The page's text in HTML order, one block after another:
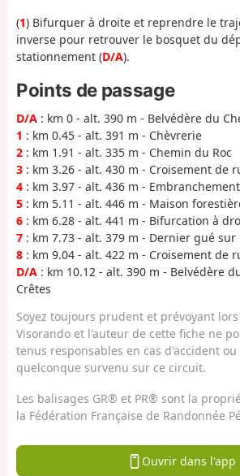
(1) Bifurquer à droite et reprendre le
inverse pour retrouver le bosquet du
stationnement (D/A).
Points de passage
D/A : km 0 - alt. 390 m - Belvédère du
1 : km 0.45 - alt. 391 m - Chèvrerie
2 : km 1.91 - alt. 335 m - Chemin du Roc
3 : km 3.26 - alt. 430 m - Croisement de
4 : km 3.97 - alt. 436 m -
5 : km 5.11 - alt. 446 m - Maison
6 : km 6.28 - alt. 441 m - Bifurcation à
7 : km 7.73 - alt. 379 m - Dernier gué sur
8 : km 9.04 - alt. 422 m - Croisement de
D/A : km 10.12 - alt. 390 m - Belvédère
Crêtes
Soyez toujours prudent et prévoyant
Visorando et l'auteur de cette fiche ne
tenus responsables en cas d'accident
quelconque survenu sur ce circuit.
Les balisages GR® et PR® sont la
la Fédération Française de Randonnée
Ouvrir dans l'app